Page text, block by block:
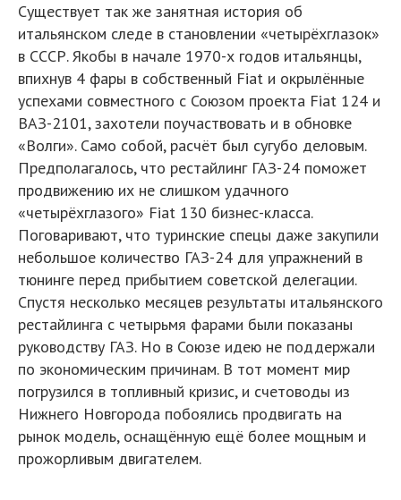
Существует так же занятная история об
итальянском следе в становлении «четырёхглазок»
в СССР. Якобы в начале 1970-х годов итальянцы,
впихнув 4 фары в собственный Fiat и окрылённые
успехами совместного с Союзом проекта Fiat 124 и
ВАЗ-2101, захотели поучаствовать и в обновке
«Волги». Само собой, расчёт был сугубо деловым.
Предполагалось, что рестайлинг ГАЗ-24 поможет
продвижению их не слишком удачного
«четырёхглазого» Fiat 130 бизнес-класса.
Поговаривают, что туринские спецы даже закупили
небольшое количество ГАЗ-24 для упражнений в
тюнинге перед прибытием советской делегации.
Спустя несколько месяцев результаты итальянского
рестайлинга с четырьмя фарами были показаны
руководству ГАЗ. Но в Союзе идею не поддержали
по экономическим причинам. В тот момент мир
погрузился в топливный кризис, и счетоводы из
Нижнего Новгорода побоялись продвигать на
рынок модель, оснащённую ещё более мощным и
прожорливым двигателем.